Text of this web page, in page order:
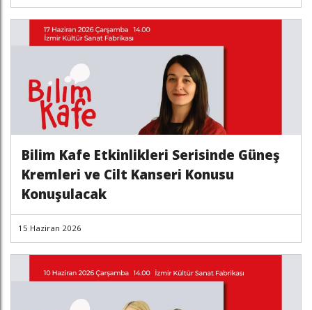
Bilim Kafe Etkinlikleri Serisinde Güneş
Kremleri ve Cilt Kanseri Konusu
Konuşulacak
15 Haziran 2026